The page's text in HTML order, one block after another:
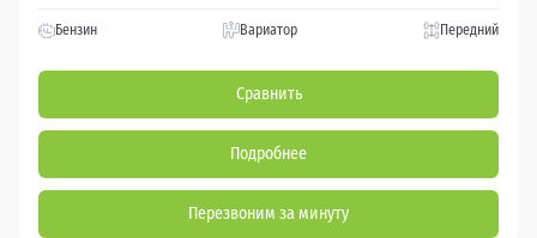
Бензин Вариатор Передний
Сравнить
Подробнее
Перезвоним за минуту